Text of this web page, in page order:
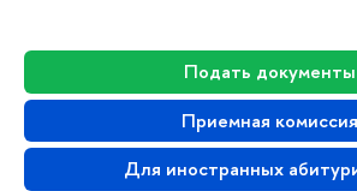
Подать документы
Приемная комиссия
Для иностранных